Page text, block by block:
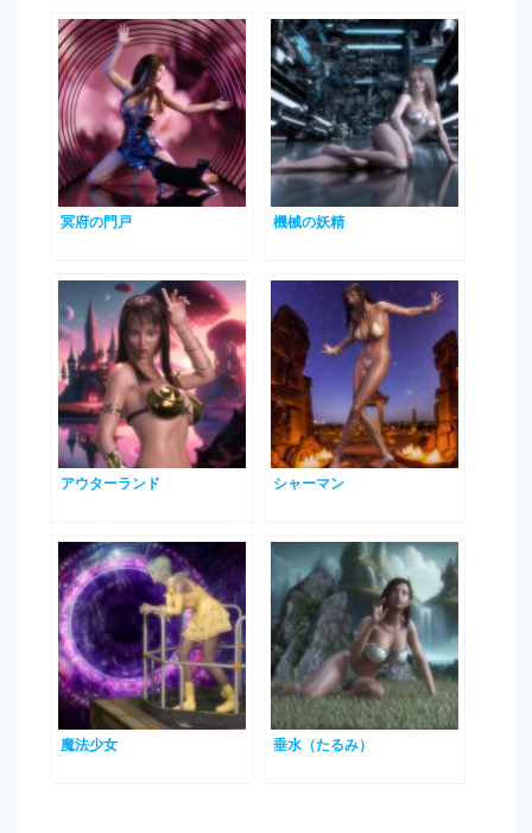
冥府の門戸 機械の妖精
アウターランド シャーマン
魔法少女 垂水（たるみ）